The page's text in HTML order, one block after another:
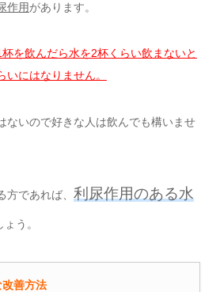
作用があります。
杯を飲んだら水を2杯くらい飲まないと
にはなりません。
ないので好きな人は飲んでも構いませ
方であれば、 利尿作用のある水
う。
善方法